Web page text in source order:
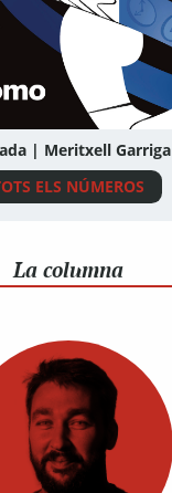
| Meritxell Garriga
ELS NÚMEROS
La columna